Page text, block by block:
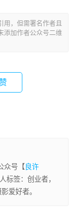
用，但需署名作者且
添加作者公众号二维
众号【 良许
标签：创业者，
爱好者。